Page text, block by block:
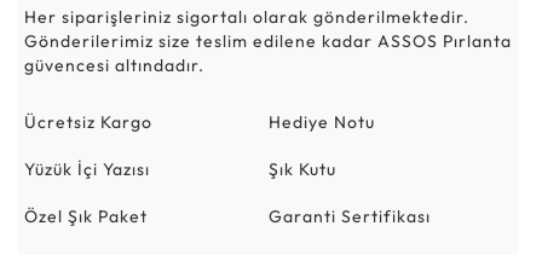
Her siparişleriniz sigortalı olarak gönderilmektedir.
Gönderilerimiz size teslim edilene kadar ASSOS Pırlanta
güvencesi altındadır.
Ücretsiz Kargo Hediye Notu
Yüzük İçi Yazısı Şık Kutu
Özel Şık Paket Garanti Sertifikası